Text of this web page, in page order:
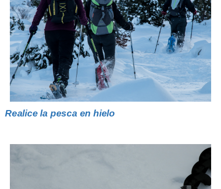
Realice la pesca en hielo